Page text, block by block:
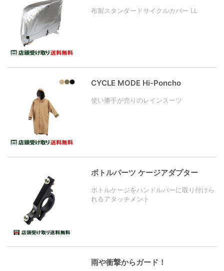
布製スタンダードサイクルカバー LL
CYCLE MODE Hi-Poncho
使い勝手が売りのレインスーツ
ボトルパーツ ケージアダプター
ボトルケージをハンドルバーに取り付けら
れるアタッチメント
雨や衝撃からガード！